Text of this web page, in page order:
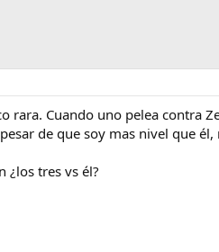
Cuando uno pelea contra
de que soy mas nivel que
¿los tres vs él?